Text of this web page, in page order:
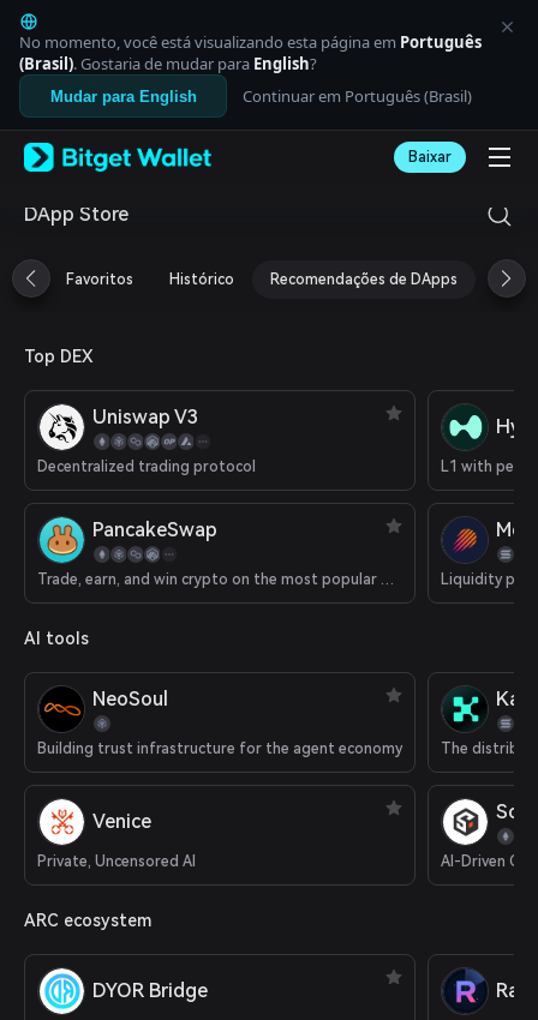
English
日本語
Tiếng Việt
Русский
Español (Latinoamérica)
Italiano
Deutsch
繁體中文
Português (Portugal)
العربية
Español
Português (Brasil)
Español (Argentina)
No momento, você está visualizando esta página em Português
(Brasil). Gostaria de mudar para English?
Mudar para English Continuar em Português (Brasil)
Baixar
DApp Store
Favoritos Histórico Recomendações de DApps
Top DEX
Uniswap V3
Decentralized trading protocol
PancakeSwap
Trade, earn, and win crypto on the most popular decentralized platform in the galaxy. Liquidity
AI tools
NeoSoul
Building trust infrastructure for the agent economy
Venice
Private, Uncensored AI AI-Driven
ARC ecosystem
DYOR Bridge